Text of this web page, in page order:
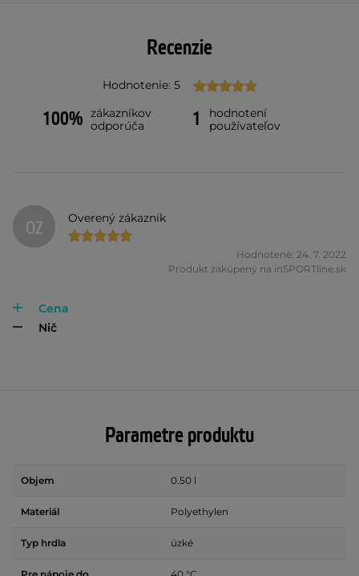
Recenzie
Hodnotenie: 5
100% zákazníkov
odporúča
1
hodnotení
používateľov
OZ Overený zákazník
Hodnotené: 24. 7. 2022
Produkt zakúpený na inSPORTline.sk
Cena
Nič
Parametre produktu
Objem 0.50 l
Materiál Polyethylen
Typ hrdla úzké